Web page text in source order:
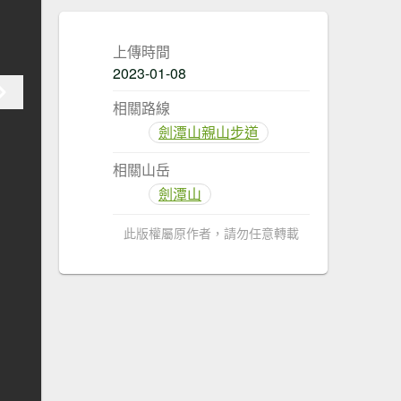
上傳時間
2023-01-08
相關路線
劍潭山親山步道
相關山岳
劍潭山
此版權屬原作者，請勿任意轉載